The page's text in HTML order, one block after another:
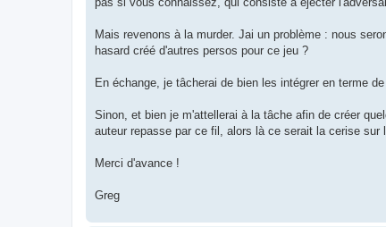
Mais revenons à la murder. Jai un problème : nous
hasard créé d'autres persos pour ce jeu ?
En échange, je tâcherai de bien les intégrer en terme
Sinon, et bien je m'attellerai à la tâche afin de créer
auteur repasse par ce fil, alors là ce serait la cerise sur
Merci d'avance !
Greg